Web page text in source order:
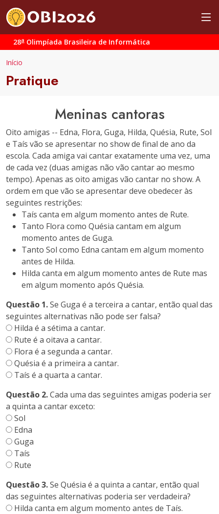
28a Olimpíada Brasileira de Informática
Início
Pratique
Meninas cantoras
Oito amigas -- Edna, Flora, Guga, Hilda, Quésia, Rute, Sol
e Taís vão se apresentar no show de final de ano da
escola. Cada amiga vai cantar exatamente uma vez, uma
de cada vez (duas amigas não vão cantar ao mesmo
tempo). Apenas as oito amigas vão cantar no show. A
ordem em que vão se apresentar deve obedecer às
seguintes restrições:
Taís canta em algum momento antes de Rute.
Tanto Flora como Quésia cantam em algum
momento antes de Guga.
Tanto Sol como Edna cantam em algum momento
antes de Hilda.
Hilda canta em algum momento antes de Rute mas
em algum momento após Quésia.
Questão 1.Se Guga é a terceira a cantar, então qual das
seguintes alternativas não pode ser falsa?
Hilda é a sétima a cantar.
Rute é a oitava a cantar.
Flora é a segunda a cantar.
Quésia é a primeira a cantar.
Taís é a quarta a cantar.
Questão 2.Cada uma das seguintes amigas poderia ser
a quinta a cantar exceto:
Sol
Edna
Guga
Taís
Rute
Questão 3.Se Quésia é a quinta a cantar, então qual
das seguintes alternativas poderia ser verdadeira?
Hilda canta em algum momento antes de Taís.